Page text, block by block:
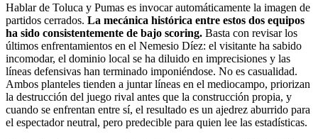
Hablar de Toluca y Pumas es invocar automáticamente la imagen de
partidos cerrados. La mecánica histórica entre estos dos equipos
ha sido consistentemente de bajo scoring. Basta con revisar los
últimos enfrentamientos en el Nemesio Díez: el visitante ha sabido
incomodar, el dominio local se ha diluido en imprecisiones y las
líneas defensivas han terminado imponiéndose. No es casualidad.
Ambos planteles tienden a juntar líneas en el mediocampo, priorizan
la destrucción del juego rival antes que la construcción propia, y
cuando se enfrentan entre sí, el resultado es un ajedrez aburrido para
el espectador neutral, pero predecible para quien lee las estadísticas.